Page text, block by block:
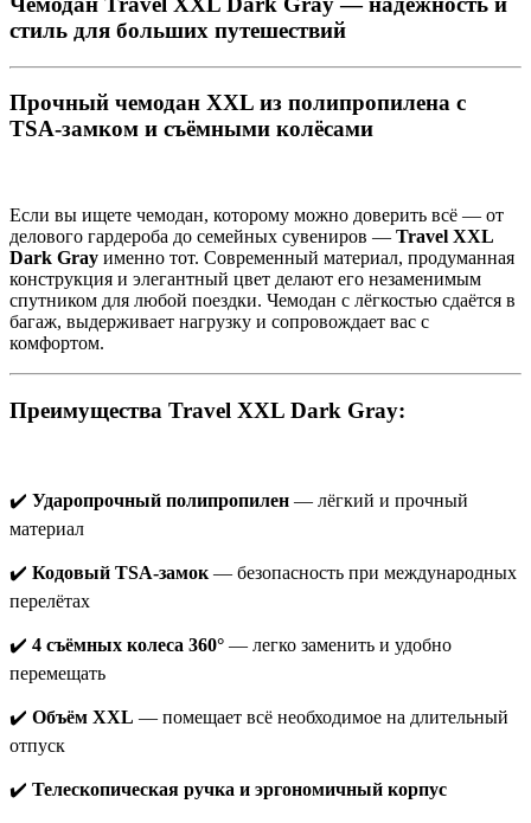
стиль для больших путешествий
Прочный чемодан XXL из полипропилена с
TSA-замком и съёмными колёсами
Если вы ищете чемодан, которому можно доверить всё — от
делового гардероба до семейных сувениров — Travel XXL
Dark Gray именно тот. Современный материал, продуманная
конструкция и элегантный цвет делают его незаменимым
спутником для любой поездки. Чемодан с лёгкостью сдаётся в
багаж, выдерживает нагрузку и сопровождает вас с
комфортом.
Преимущества Travel XXL Dark Gray:
✔️ Ударопрочный полипропилен — лёгкий и прочный
материал
✔️ Кодовый TSA-замок — безопасность при международных
перелётах
✔️ 4 съёмных колеса 360° — легко заменить и удобно
перемещать
✔️ Объём XXL — помещает всё необходимое на длительный
отпуск
✔️ Телескопическая ручка и эргономичный корпус